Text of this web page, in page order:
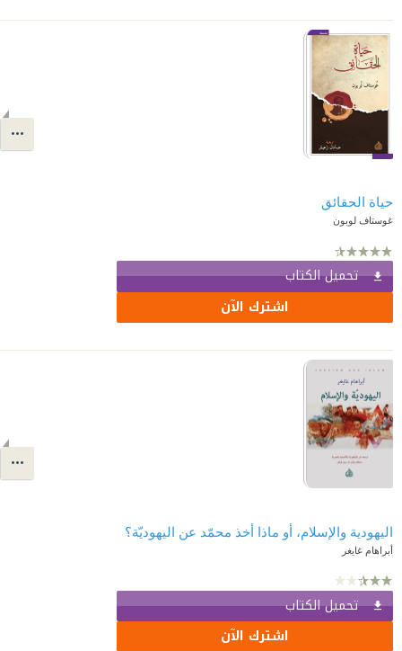
حياة الحقائق
غوستاف لوبون
تحميل الكتاب
اشترك الآن
اليهودية والإسلام، أو ماذا أخذ محمّد عن اليهوديّة؟
أبراهام غايغر
تحميل الكتاب
اشترك الآن